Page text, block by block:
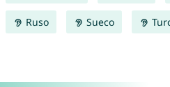
Ruso Sueco